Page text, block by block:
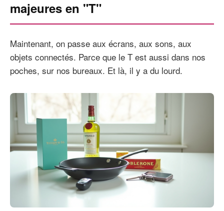
majeures en "T"
Maintenant, on passe aux écrans, aux sons, aux
objets connectés. Parce que le T est aussi dans nos
poches, sur nos bureaux. Et là, il y a du lourd.